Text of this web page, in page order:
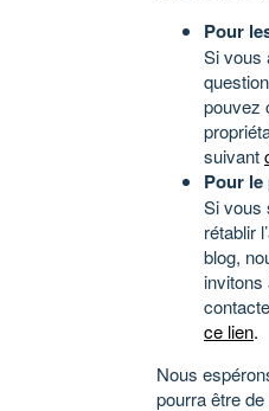
Pour
Si vous
pouvez
suivant
Pour
Si vous
rétablir
blog,
invitons
ce lien.
Nous
pourra être